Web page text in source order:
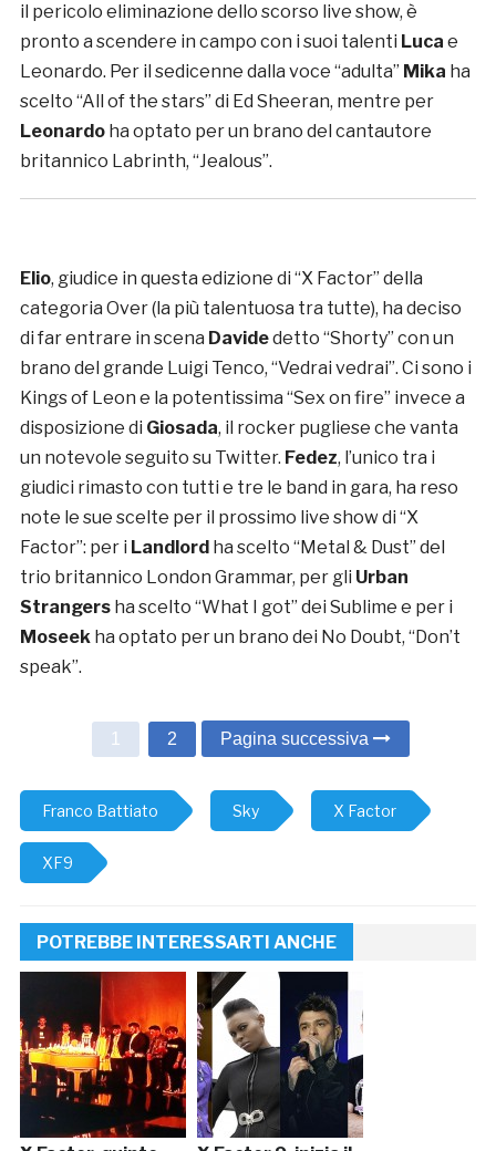
il pericolo eliminazione dello scorso live show, è
pronto a scendere in campo con i suoi talenti Luca e
Leonardo. Per il sedicenne dalla voce “adulta” Mika ha
scelto “All of the stars” di Ed Sheeran, mentre per
Leonardoha optato per un brano del cantautore
britannico Labrinth, “Jealous”.
Elio, giudice in questa edizione di “X Factor” della
categoria Over (la più talentuosa tra tutte), ha deciso
di far entrare in scena Davidedetto “Shorty” con un
brano del grande Luigi Tenco, “Vedrai vedrai”. Ci sono i
Kings of Leon e la potentissima “Sex on fire” invece a
disposizione di Giosada, il rocker pugliese che vanta
un notevole seguito su Twitter. Fedez, l’unico tra i
giudici rimasto con tutti e tre le band in gara, ha reso
note le sue scelte per il prossimo live show di “X
Factor”: per i Landlordha scelto “Metal & Dust” del
trio britannico London Grammar, per gli Urban
Strangersha scelto “What I got” dei Sublime e per i
Moseekha optato per un brano dei No Doubt, “Don’t
speak”.
1 2 Pagina successiva
Franco Battiato Sky X Factor
XF9
POTREBBE INTERESSARTI ANCHE